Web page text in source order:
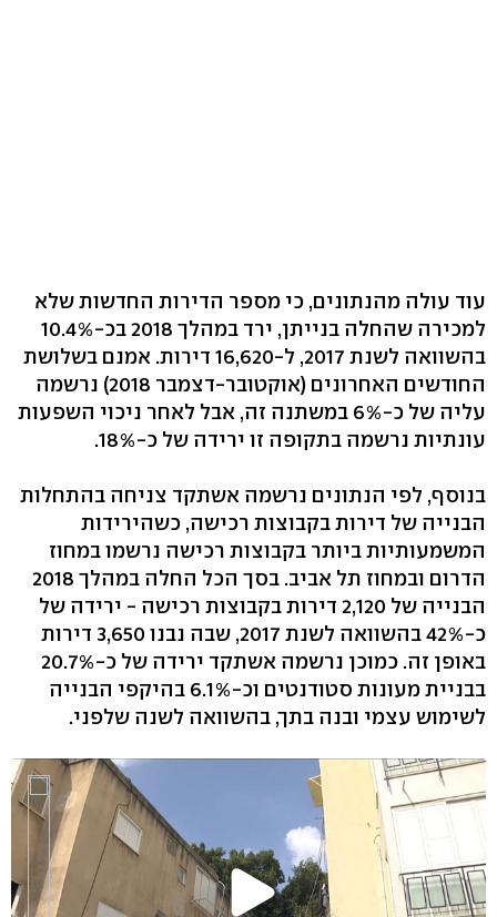
עוד עולה מהנתונים, כי מספר הדירות החדשות שלא
למכירה שהחלה בנייתן, ירד במהלך 2018 בכ-10.4%
בהשוואה לשנת 2017, ל-16,620 דירות. אמנם בשלושת
החודשים האחרונים (אוקטובר-דצמבר 2018) נרשמה
עליה של כ-6% במשתנה זה, אבל לאחר ניכוי השפעות
עונתיות נרשמה בתקופה זו ירידה של כ-18%.
בנוסף, לפי הנתונים נרשמה אשתקד צניחה בהתחלות
הבנייה של דירות בקבוצות רכישה, כשהירידות
המשמעותיות ביותר בקבוצות רכישה נרשמו במחוז
הדרום ובמחוז תל אביב. בסך הכל החלה במהלך 2018
הבנייה של 2,120 דירות בקבוצות רכישה - ירידה של
כ-42% בהשוואה לשנת 2017, שבה נבנו 3,650 דירות
באופן זה. כמוכן נרשמה אשתקד ירידה של כ-20.7%
בבניית מעונות סטודנטים וכ-6.1% בהיקפי הבנייה
לשימוש עצמי ובנה בתך, בהשוואה לשנה שלפני.